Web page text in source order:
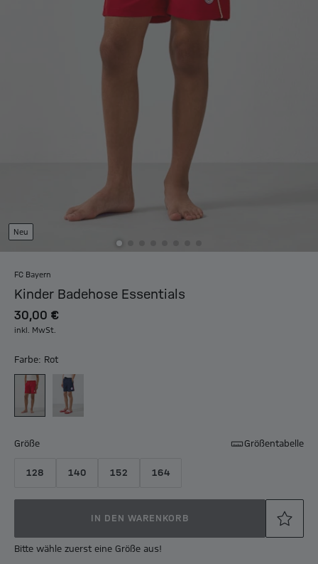
Neu
FC Bayern
Kinder Badehose Essentials
30,00 €
inkl. MwSt.
Farbe: Rot
Größe Größentabelle
128 140 152 164
IN DEN WARENKORB
Bitte wähle zuerst eine Größe aus!